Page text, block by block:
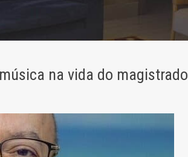
na vida do magistrado